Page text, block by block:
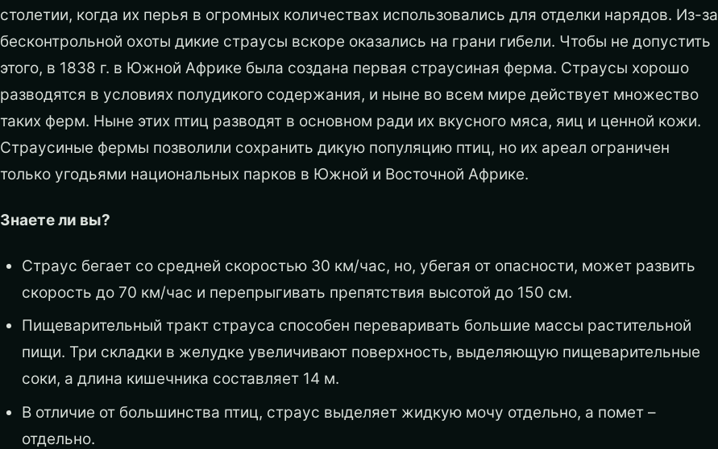
столетии, когда их перья в огромных количествах использовались для отделки нарядов. Из-за
бесконтрольной охоты дикие страусы вскоре оказались на грани гибели. Чтобы не допустить
этого, в 1838 г. в Южной Африке была создана первая страусиная ферма. Страусы хорошо
разводятся в условиях полудикого содержания, и ныне во всем мире действует множество
таких ферм. Ныне этих птиц разводят в основном ради их вкусного мяса, яиц и ценной кожи.
Страусиные фермы позволили сохранить дикую популяцию птиц, но их ареал ограничен
только угодьями национальных парков в Южной и Восточной Африке.
Знаете ли вы?
Страус бегает со средней скоростью 30 км/час, но, убегая от опасности, может развить
скорость до 70 км/час и перепрыгивать препятствия высотой до 150 см.
Пищеварительный тракт страуса способен переваривать большие массы растительной
пищи. Три складки в желудке увеличивают поверхность, выделяющую пищеварительные
соки, а длина кишечника составляет 14 м.
В отличие от большинства птиц, страус выделяет жидкую мочу отдельно, а помет –
отдельно.